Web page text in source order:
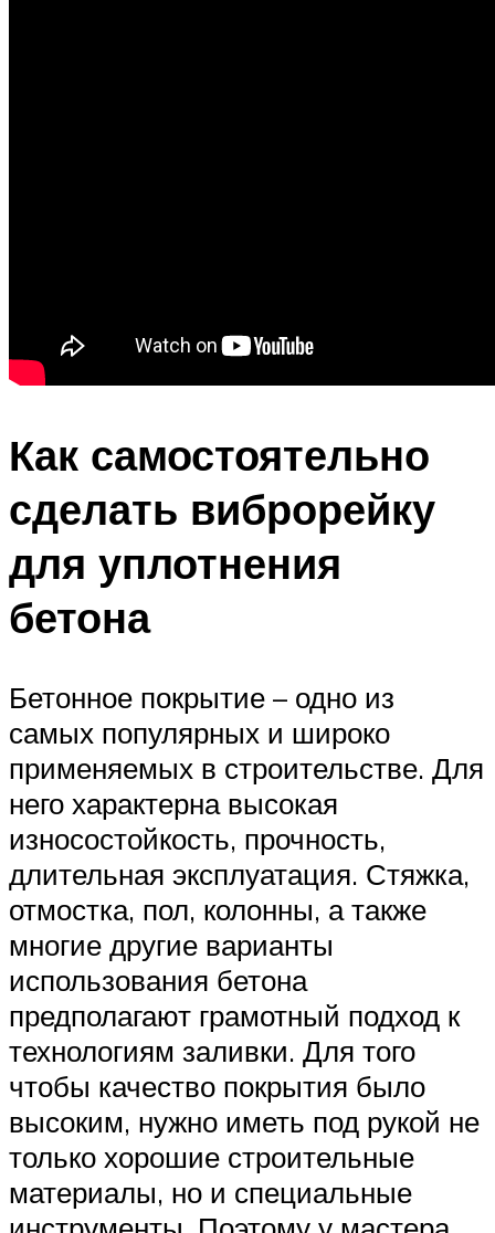
Как самостоятельно
сделать виброрейку
для уплотнения
бетона
Бетонное покрытие – одно из
самых популярных и широко
применяемых в строительстве. Для
него характерна высокая
износостойкость, прочность,
длительная эксплуатация. Стяжка,
отмостка, пол, колонны, а также
многие другие варианты
использования бетона
предполагают грамотный подход к
технологиям заливки. Для того
чтобы качество покрытия было
высоким, нужно иметь под рукой не
только хорошие строительные
материалы, но и специальные